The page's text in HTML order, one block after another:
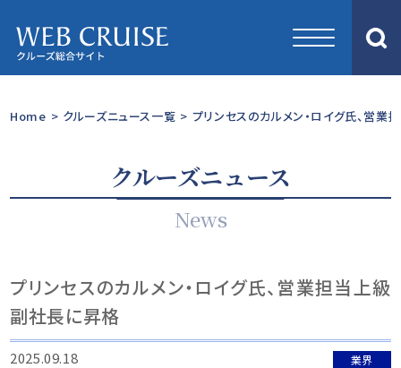
Home > クルーズニュース一覧 > プリンセスのカルメン・ロイグ氏、営
クルーズニュース
News
プリンセスのカルメン・ロイグ氏、営業担当上級
副社長に昇格
2025.09.18 業界